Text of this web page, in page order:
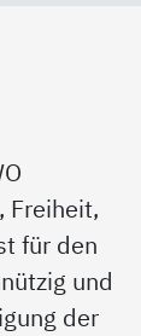
Freiheit,
für den
und
der